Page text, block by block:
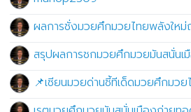
ผลการชั่งมวยศึกมวยไทยพลังให
สรุปผลการชกมวยศึกมวยมันสนั่น
📌เซียนมวยด่านชี้ทีเด็ดมวยศึกมว